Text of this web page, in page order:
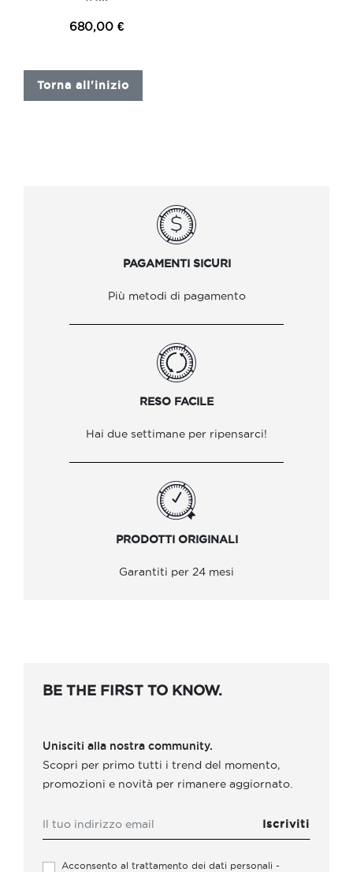
680,00 €
Torna all'inizio
PAGAMENTI SICURI
Più metodi di pagamento
RESO FACILE
Hai due settimane per ripensarci!
PRODOTTI ORIGINALI
Garantiti per 24 mesi
BE THE FIRST TO KNOW.
Unisciti alla nostra community.
Scopri per primo tutti i trend del momento,
promozioni e novità per rimanere aggiornato.
Acconsento al trattamento dei dati personali -